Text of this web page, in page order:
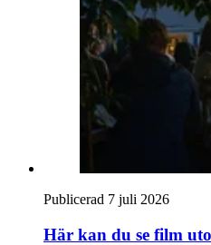
Publicerad 7 juli 2026
Här kan du se film